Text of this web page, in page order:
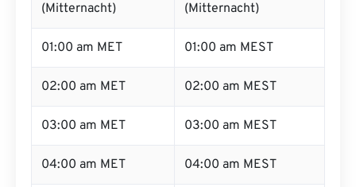
(Mitternacht)
(Mitternacht)
01:00 am MET 01:00 am MEST
02:00 am MET 02:00 am MEST
03:00 am MET 03:00 am MEST
04:00 am MET 04:00 am MEST